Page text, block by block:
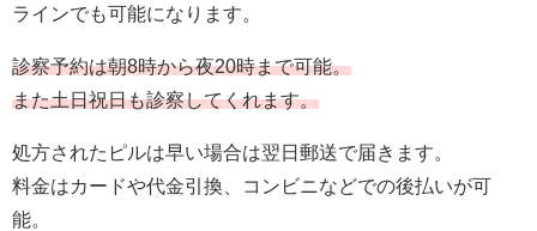
ラインでも可能になります。
診察予約は朝8時から夜20時まで可能。
また土日祝日も診察してくれます。
処方されたピルは早い場合は翌日郵送で届きます。
料金はカードや代金引換、コンビニなどでの後払いが可
能。